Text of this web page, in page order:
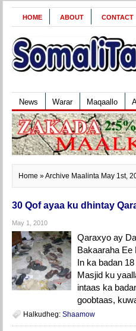
HOME ABOUT CONTACT
News Warar Maqaallo
Home » Archive Maalinta May 1st,
30 Qof ayaa ku dhintay
May 1, 2010
Qaraxyo ay
Bakaaraha Ee
In ka badan
Masjid ku
intaas ka
goobtaas,
Halkudheg: Shaamow